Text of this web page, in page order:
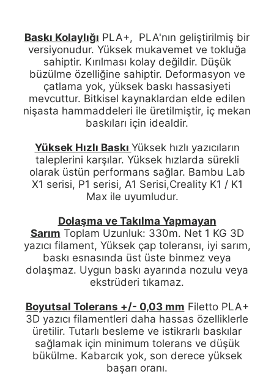
Baskı Kolaylığı PLA+, PLA'nın geliştirilmiş bir
versiyonudur. Yüksek mukavemet ve tokluğa
sahiptir. Kırılması kolay değildir. Düşük
büzülme özelliğine sahiptir. Deformasyon ve
çatlama yok, yüksek baskı hassasiyeti
mevcuttur. Bitkisel kaynaklardan elde edilen
nişasta hammaddeleri ile üretilmiştir, iç mekan
baskıları için idealdir.
Yüksek Hızlı Baskı Yüksek hızlı yazıcıların
taleplerini karşılar. Yüksek hızlarda sürekli
olarak üstün performans sağlar. Bambu Lab
X1 serisi, P1 serisi, A1 Serisi,Creality K1 / K1
Max ile uyumludur.
Dolaşma ve Takılma Yapmayan
Sarım Toplam Uzunluk: 330m. Net 1 KG 3D
yazıcı filament, Yüksek çap toleransı, iyi sarım,
baskı esnasında üst üste binmez veya
dolaşmaz. Uygun baskı ayarında nozulu veya
ekstrüderi tıkamaz.
Boyutsal Tolerans +/- 0,03 mm Filetto PLA+
3D yazıcı filamentleri daha hassas özelliklerle
üretilir. Tutarlı besleme ve istikrarlı baskılar
sağlamak için minimum tolerans ve düşük
bükülme. Kabarcık yok, son derece yüksek
başarı oranı.